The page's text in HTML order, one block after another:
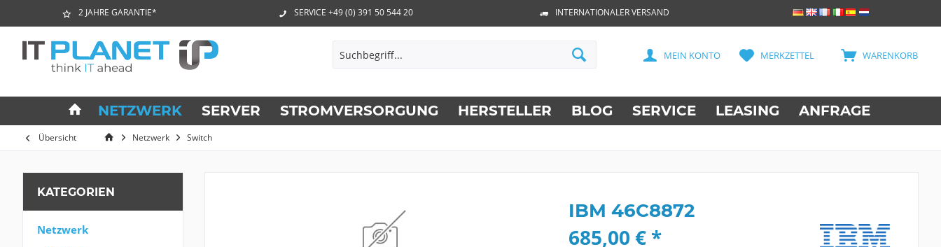
2 JAHRE GARANTIE* SERVICE +49 (0) 391 50 544 20 INTERNATIONALER VERSAND
WARENKORB
MERKZETTEL
MEIN KONTO
NETZWERK SERVER STROMVERSORGUNG HERSTELLER BLOG SERVICE LEASING ANFRAGE
Übersicht Netzwerk Switch
KATEGORIEN
Netzwerk
IBM 46C8872
685,00 € *